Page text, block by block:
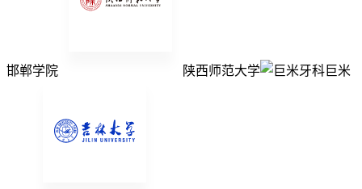
邯郸学院 陕西师范大学 巨米